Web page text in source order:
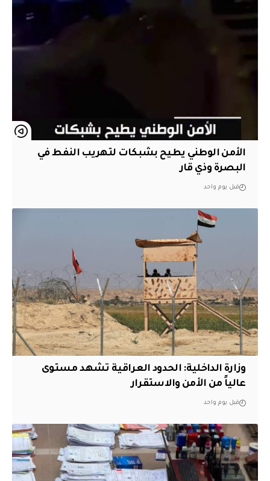
الأمن الوطني يطيح بشبكات لتهريب النفط في
البصرة وذي قار
قبل يوم واحد
وزارة الداخلية: الحدود العراقية تشهد مستوى
عالياً من الأمن والاستقرار
قبل يوم واحد